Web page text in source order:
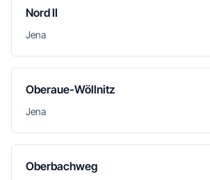
Nord II
Jena
Oberaue-Wöllnitz
Jena
Oberbachweg